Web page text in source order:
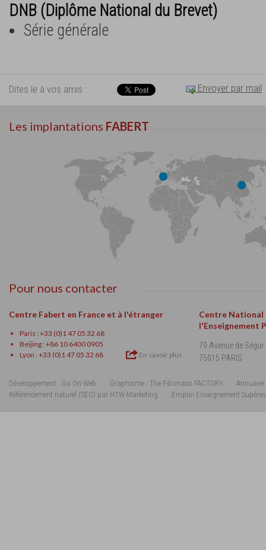
DNB (Diplôme National du Brevet)
Série générale
Dites le à vos amis : Envoyer par mail
Les implantations FABERT
Pour nous contacter
Centre Fabert en France et à l'étranger
Paris : +33 (0)1 47 05 32 68
Beijing : +86 10 6400 0905
Lyon : +33 (0)1 47 05 32 68
En savoir plus
Centre National
l'Enseignement
79 Avenue de Ségur
75015 PARIS
Développement : Go On Web Graphisme : The Fibonacci FACTORY
Annuaire
Référencement naturel (SEO) par HTW-Marketing
Emploi Enseignement